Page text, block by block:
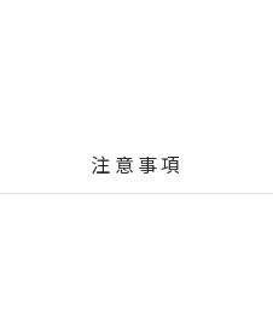
注意事項